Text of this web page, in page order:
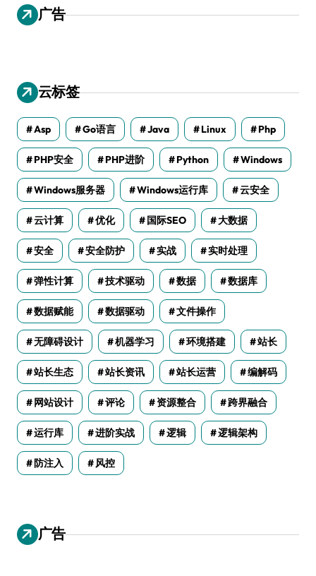
广告
云标签
Asp Go语言 Java Linux Php
PHP安全 PHP进阶 Python Windows
Windows服务器 Windows运行库 云安全
云计算 优化 国际SEO 大数据
安全 安全防护 实战 实时处理
弹性计算 技术驱动 数据 数据库
数据赋能 数据驱动 文件操作
无障碍设计 机器学习 环境搭建 站长
站长生态 站长资讯 站长运营 编解码
网站设计 评论 资源整合 跨界融合
运行库 进阶实战 逻辑 逻辑架构
防注入 风控
广告